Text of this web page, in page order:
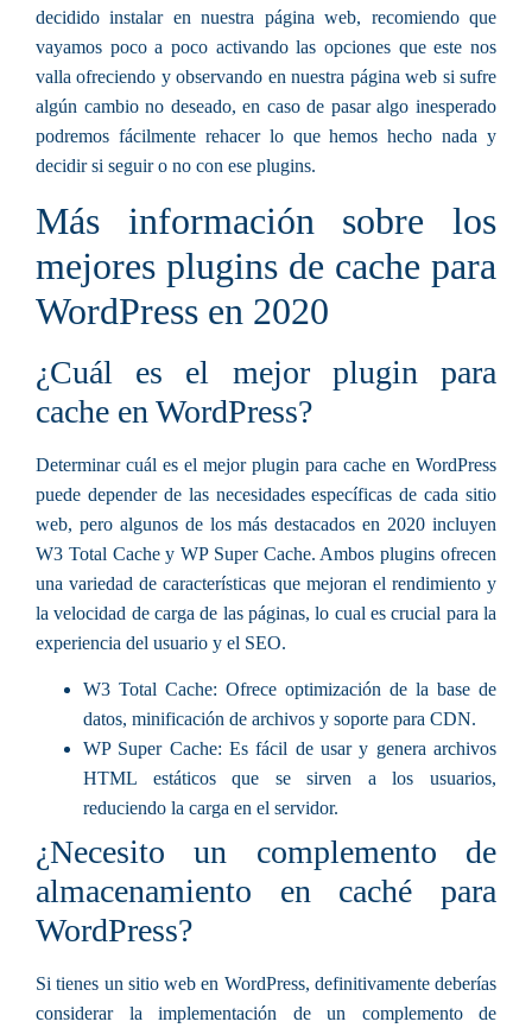
decidido instalar en nuestra página web, recomiendo que
vayamos poco a poco activando las opciones que este nos
valla ofreciendo y observando en nuestra página web si sufre
algún cambio no deseado, en caso de pasar algo inesperado
podremos fácilmente rehacer lo que hemos hecho nada y
decidir si seguir o no con ese plugins.
Más información sobre los
mejores plugins de cache para
WordPress en 2020
¿Cuál es el mejor plugin para
cache en WordPress?
Determinar cuál es el mejor plugin para cache en WordPress
puede depender de las necesidades específicas de cada sitio
web, pero algunos de los más destacados en 2020 incluyen
W3 Total Cache y WP Super Cache. Ambos plugins ofrecen
una variedad de características que mejoran el rendimiento y
la velocidad de carga de las páginas, lo cual es crucial para la
experiencia del usuario y el SEO.
W3 Total Cache: Ofrece optimización de la base de
datos, minificación de archivos y soporte para CDN.
WP Super Cache: Es fácil de usar y genera archivos
HTML estáticos que se sirven a los usuarios,
reduciendo la carga en el servidor.
¿Necesito un complemento de
almacenamiento en caché para
WordPress?
Si tienes un sitio web en WordPress, definitivamente deberías
considerar la implementación de un complemento de